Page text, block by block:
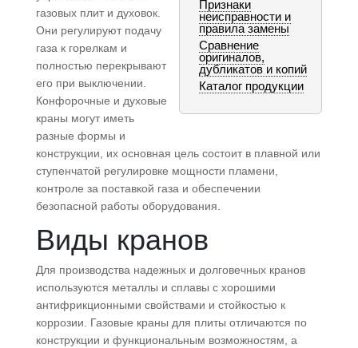
Признаки
неисправности и
правила замены
Сравнение
оригиналов,
дубликатов и копий
Каталог продукции
газовых плит и духовок.
Они регулируют подачу
газа к горелкам и
полностью перекрывают
его при выключении.
Конфорочные и духовые
краны могут иметь
разные формы и
конструкции, их основная цель состоит в плавной или
ступенчатой регулировке мощности пламени,
контроле за поставкой газа и обеспечении
безопасной работы оборудования.
Виды кранов
Для производства надежных и долговечных кранов
используются металлы и сплавы с хорошими
антифрикционными свойствами и стойкостью к
коррозии. Газовые краны для плиты отличаются по
конструкции и функциональным возможностям, а